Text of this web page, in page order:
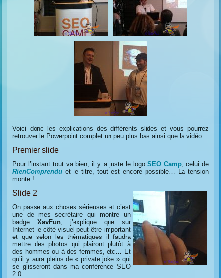
Voici donc les explications des différents slides et vous pourrez
retrouver le Powerpoint complet un peu plus bas ainsi que la vidéo.
Premier slide
Pour l’instant tout va bien, il y a juste le logo SEO Camp, celui de
RienComprendu et le titre, tout est encore possible… La tension
monte !
Slide 2
On passe aux choses sérieuses et c’est
une de mes secrétaire qui montre un
badge XavFun, j’explique que sur
Internet le côté visuel peut être important
et que selon les thématiques il faudra
mettre des photos qui plairont plutôt à
des hommes ou à des femmes, etc… Et
qu’il y aura pleins de « private joke » qui
se glisseront dans ma conférence SEO
2.0